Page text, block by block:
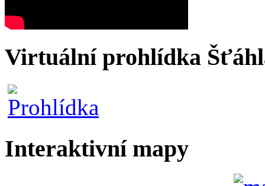
Virtuální prohlídka
Interaktivní mapy